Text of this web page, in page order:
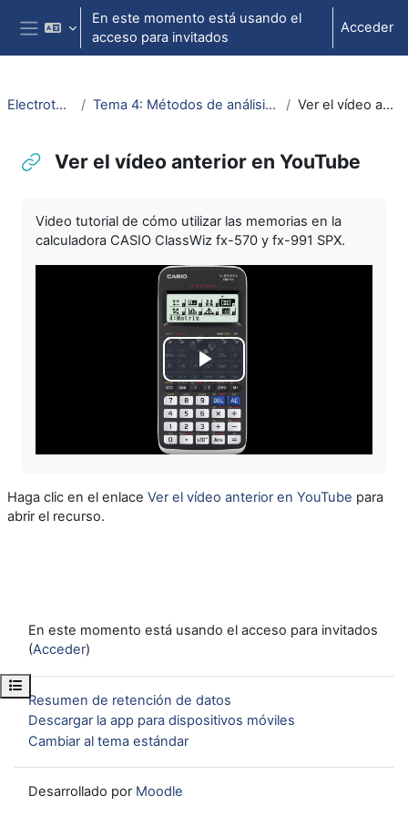
Salta al contenido principal
Panel lateral
En este momento está usando el
acceso para invitados
Acceder
Abrir índice del curso
ElectrotecniaAbierta Tema 4: Métodos de análisis de circuitos (nudos y mallas) Ver el vídeo anterior en YouTube
Ver el vídeo anterior en YouTube
Video tutorial de cómo utilizar las memorias en la
calculadora CASIO ClassWiz fx-570 y fx-991 SPX.
Reproducir
Vídeo
Haga clic en el enlace Ver el vídeo anterior en YouTube para
abrir el recurso.
En este momento está usando el acceso para invitados
(Acceder)
Resumen de retención de datos
Descargar la app para dispositivos móviles
Cambiar al tema estándar
Desarrollado por Moodle